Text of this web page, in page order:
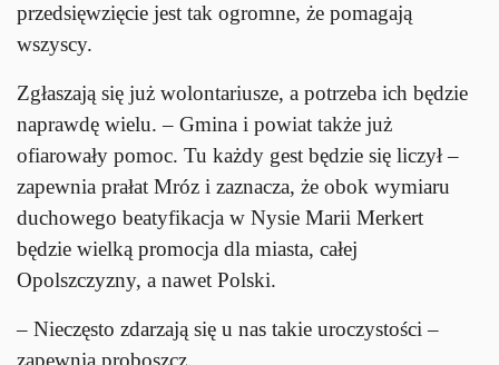
przedsięwzięcie jest tak ogromne, że pomagają
wszyscy.
Zgłaszają się już wolontariusze, a potrzeba ich będzie
naprawdę wielu. – Gmina i powiat także już
ofiarowały pomoc. Tu każdy gest będzie się liczył –
zapewnia prałat Mróz i zaznacza, że obok wymiaru
duchowego beatyfikacja w Nysie Marii Merkert
będzie wielką promocja dla miasta, całej
Opolszczyzny, a nawet Polski.
– Nieczęsto zdarzają się u nas takie uroczystości –
zapewnia proboszcz.